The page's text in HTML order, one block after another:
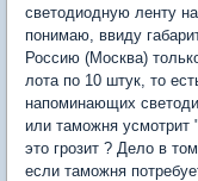
светодиодную ленту
понимаю, ввиду
Россию (Москва)
лота по 10 штук, то
напоминающих
или таможня
это грозит ? Дело в
если таможня